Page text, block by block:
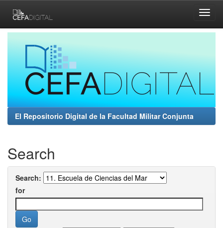
navigation
El Repositorio Digital de la Facultad Militar Conjunta
Search
Search:
for